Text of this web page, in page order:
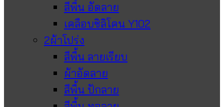
สีพื้น อัดลาย
เคลือบซิลิโคน Y102
2ผ้าโปร่ง
สีพื้น ลายเรียบ
ผ้าอัดลาย
สีพื้น ปักลาย